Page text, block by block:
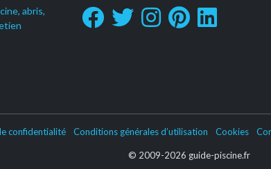
abris,
confidentialité Conditions générales d’utilisation Cookies
© 2009-2026 guide-piscine.fr